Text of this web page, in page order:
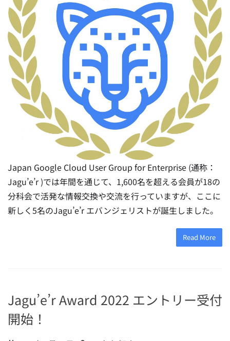
Japan Google Cloud User Group for Enterprise (通称：
Jagu’e’r )では年間を通じて、1,600名を超える会員が18の
分科会で活発な情報交換や交流を行っていますが、ここに
新しく5名のJagu’e’r エバンジェリストが誕生しました。
Read More
Jagu’e’r Award 2022 エントリー受付
開始！